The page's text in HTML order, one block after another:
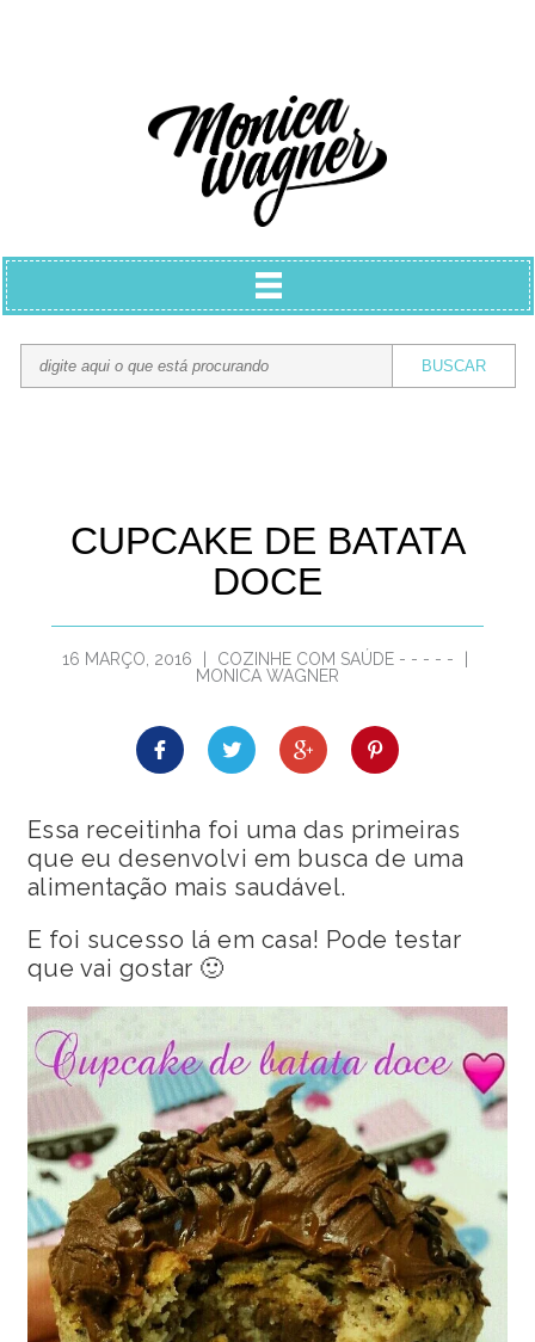
CUPCAKE DE BATATA
DOCE
16 MARÇO, 2016 COZINHE COM SAÚDE- - - - -
MONICA WAGNER
Essa receitinha foi uma das primeiras
que eu desenvolvi em busca de uma
alimentação mais saudável.
E foi sucesso lá em casa! Pode testar
que vai gostar 🙂